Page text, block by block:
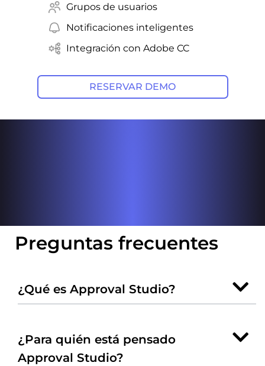
Grupos de usuarios
Notificaciones inteligentes
Integración con Adobe CC
RESERVAR DEMO
Preguntas frecuentes
¿Qué es Approval Studio?
¿Para quién está pensado
Approval Studio?